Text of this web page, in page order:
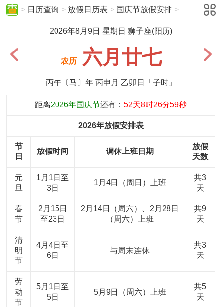
> 日历查询 > 放假日历表 > 国庆节放假安排 >
2026年8月9日 星期日 狮子座(阳历)
农历六月廿七
丙午〔马〕年 丙申月 乙卯日「子时」
距离2026年国庆节还有：52天8时26分59秒
2026年放假安排表
节
日
放假时间 调休上班日期
放假
天数
元
旦
1月1日至
3日
1月4日（周日）上班
共3
天
春
节
2月15日
至23日
2月14日（周六）、2月28日
（周六）上班
共9
天
清
明
节
4月4日至
6日
与周末连休
共3
天
劳
动
节
5月1日至
5日
5月9日（周六）上班
共5
天